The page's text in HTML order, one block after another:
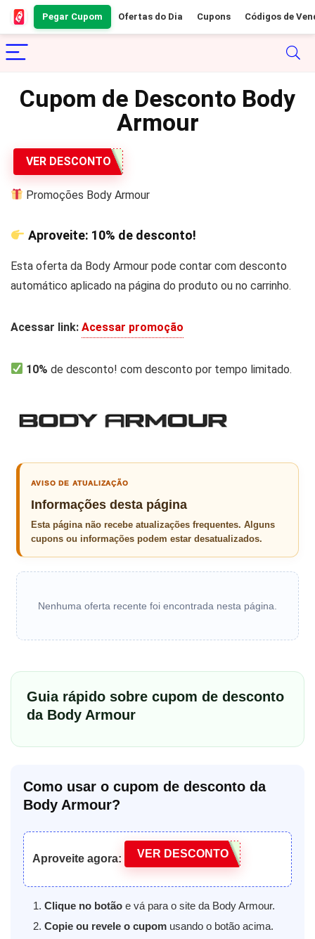
Pegar Cupom Ofertas do Dia Cupons Códigos de
Cupom de Desconto Body
Armour
VER DESCONTO
Promoções Body Armour
Aproveite: 10% de desconto!
Esta oferta da Body Armour pode contar com desconto
automático aplicado na página do produto ou no carrinho.
Acessar link: Acessar promoção
10% de desconto! com desconto por tempo limitado.
AVISO DE ATUALIZAÇÃO
Informações desta página
Esta página não recebe atualizações frequentes. Alguns
cupons ou informações podem estar desatualizados.
Nenhuma oferta recente foi encontrada nesta página.
Guia rápido sobre cupom de desconto
da Body Armour
Como usar o cupom de desconto da
Body Armour?
Aproveite agora: VER DESCONTO
Clique no botão e vá para o site da Body Armour.
Copie ou revele o cupom usando o botão acima.